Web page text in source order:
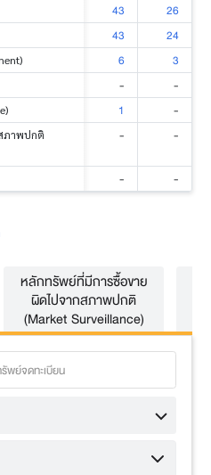
43 26
43 24
6 3
- -
1 -
ภาพปกติ
- -
- -
หลักทรัพย์ที่มีการซื้อขาย
ผิดไปจากสภาพปกติ
(Market Surveillance)